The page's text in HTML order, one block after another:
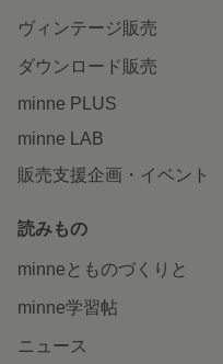
ヴィンテージ販売
ダウンロード販売
minne PLUS
minne LAB
販売支援企画・イベント
読みもの
minneとものづくりと
minne学習帖
ニュース